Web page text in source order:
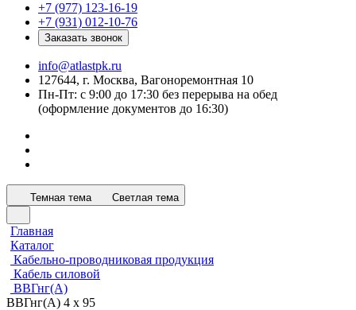
+7 (977) 123-16-19
+7 (931) 012-10-76
Заказать звонок
info@atlastpk.ru
127644, г. Москва, Вагоноремонтная 10
Пн-Пт: с 9:00 до 17:30 без перерыва на обед
(оформление документов до 16:30)
Темная тема Светлая тема
Главная
Каталог
Кабельно-проводниковая продукция
Кабель силовой
ВВГнг(А)
ВВГнг(А) 4 х 95